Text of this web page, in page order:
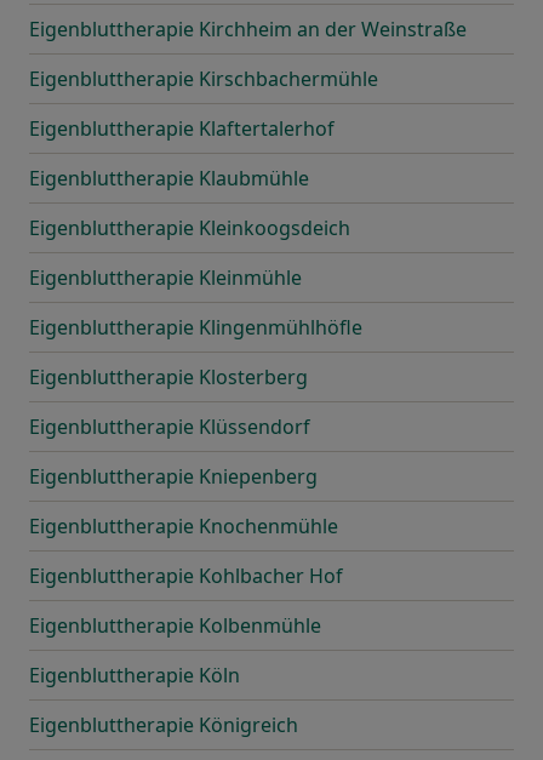
Eigenbluttherapie Kirchheim an der Weinstraße
Eigenbluttherapie Kirschbachermühle
Eigenbluttherapie Klaftertalerhof
Eigenbluttherapie Klaubmühle
Eigenbluttherapie Kleinkoogsdeich
Eigenbluttherapie Kleinmühle
Eigenbluttherapie Klingenmühlhöfle
Eigenbluttherapie Klosterberg
Eigenbluttherapie Klüssendorf
Eigenbluttherapie Kniepenberg
Eigenbluttherapie Knochenmühle
Eigenbluttherapie Kohlbacher Hof
Eigenbluttherapie Kolbenmühle
Eigenbluttherapie Köln
Eigenbluttherapie Königreich